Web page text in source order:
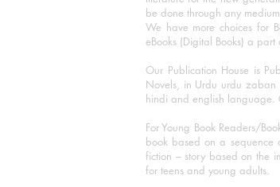
be done through any
We have more choices for
eBooks (Digital Books) a
Our Publication House is
Novels, in Urdu urdu zaban
hindi and english language.
For Young Book Readers/
book based on a sequence
fiction – story based on the
for teens and young adults.